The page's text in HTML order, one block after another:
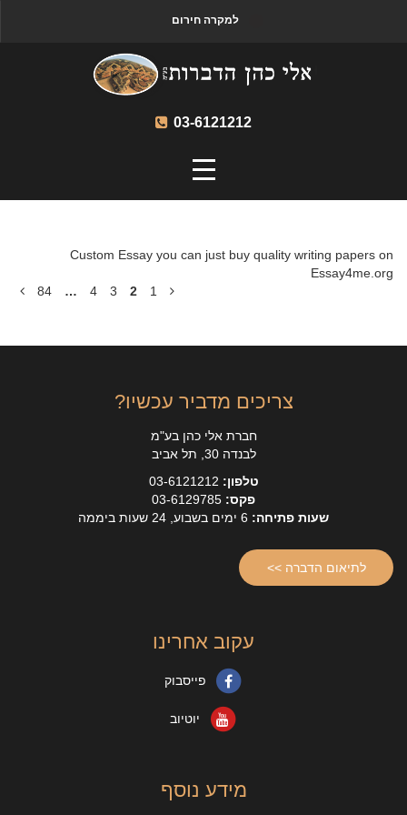
03-6121212
למקרה חירום
Custom Essay you can just buy quality writing papers on
Essay4me.org
1
2
3
4
…
84
צריכים מדביר עכשיו?
חברת אלי כהן בע"מ
לבנדה 30, תל אביב
טלפון:
פקס:
שעות פתיחה:
לתיאום הדברה >>
עקוב אחרינו
פייסבוק
יוטיוב
מידע נוסף